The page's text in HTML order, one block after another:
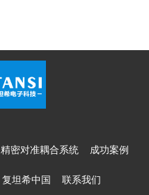
精密对准耦合系统 成功案例
复坦希中国 联系我们